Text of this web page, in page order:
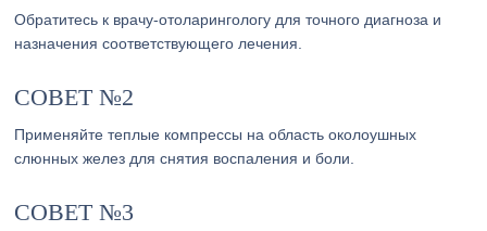
Обратитесь к врачу-отоларингологу для точного диагноза и
назначения соответствующего лечения.
СОВЕТ №2
Применяйте теплые компрессы на область околоушных
слюнных желез для снятия воспаления и боли.
СОВЕТ №3